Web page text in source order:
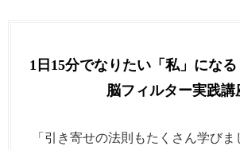
1日15分でなりたい「私」になる
脳フィルター実践講
「引き寄せの法則もたくさん学び